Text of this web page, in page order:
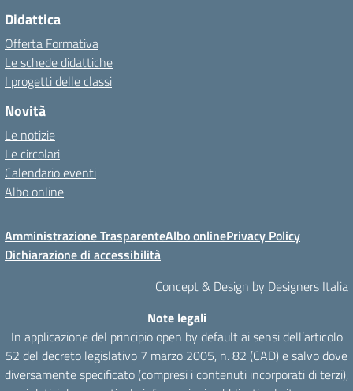
Didattica
Offerta Formativa
Le schede didattiche
I progetti delle classi
Novità
Le notizie
Le circolari
Calendario eventi
Albo online
Amministrazione TrasparenteAlbo onlinePrivacy Policy
Dichiarazione di accessibilità
Concept & Design by Designers Italia
Note legali
In applicazione del principio open by default ai sensi dell’articolo
52 del decreto legislativo 7 marzo 2005, n. 82 (CAD) e salvo dove
diversamente specificato (compresi i contenuti incorporati di terzi),